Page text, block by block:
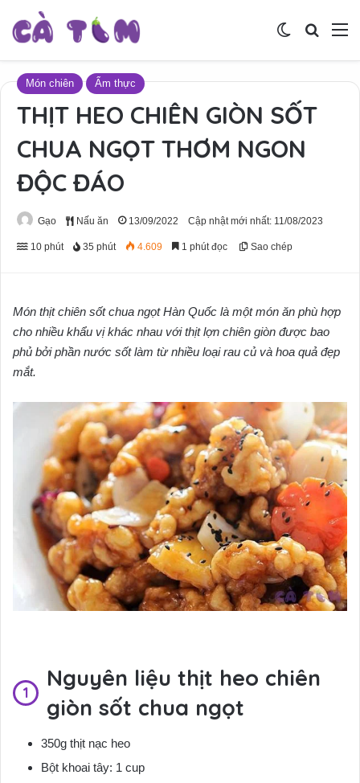
Tìm
Switch skin
Món chiên Ẩm thực
THỊT HEO CHIÊN GIÒN SỐT
CHUA NGỌT THƠM NGON
ĐỘC ĐÁO
Gạo Nấu ăn 13/09/2022 Cập nhật mới nhất: 11/08/2023
10 phút 35 phút 4.609 1 phút đọc Sao chép
Món thịt chiên sốt chua ngọt Hàn Quốc là một món ăn phù hợp
cho nhiều khẩu vị khác nhau với thịt lợn chiên giòn được bao
phủ bởi phần nước sốt làm từ nhiều loại rau củ và hoa quả đẹp
mắt.
Nguyên liệu thịt heo chiên
giòn sốt chua ngọt
350g thịt nạc heo
Bột khoai tây: 1 cup